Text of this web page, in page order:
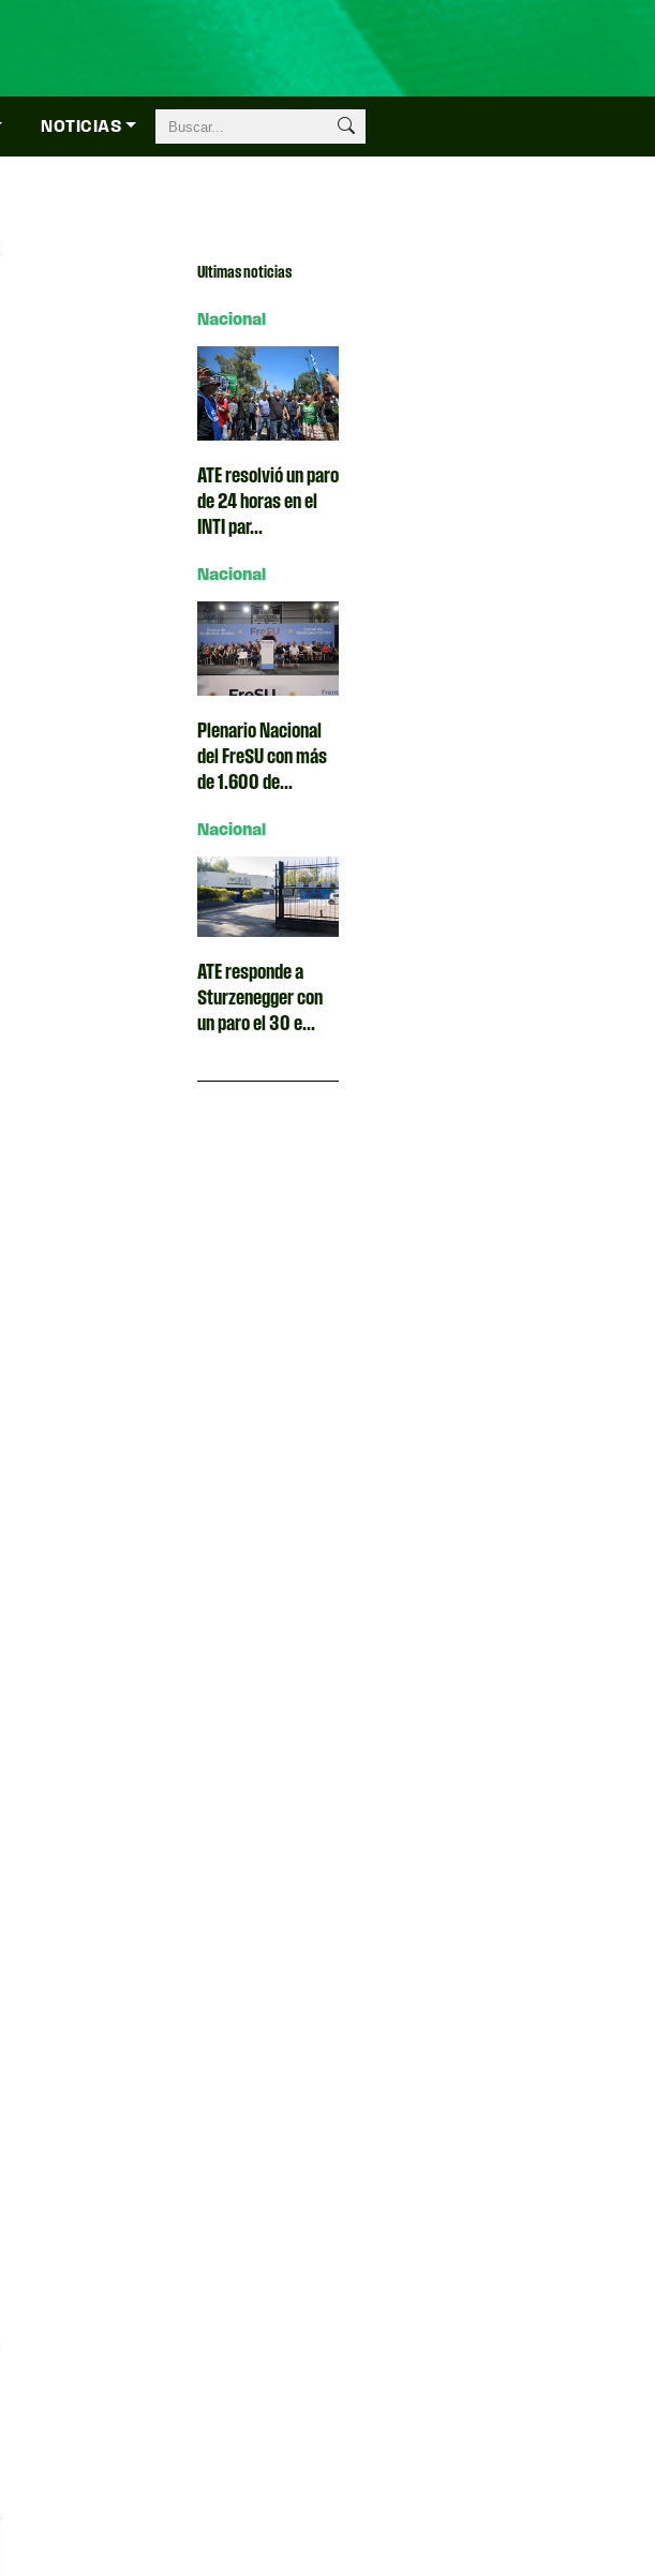
NOTICIAS
Ultimas noticias
Nacional
ATE resolvió un paro
de 24 horas en el
INTI par...
Nacional
Plenario Nacional
del FreSU con más
de 1.600 de...
Nacional
ATE responde a
Sturzenegger con
un paro el 30 e...